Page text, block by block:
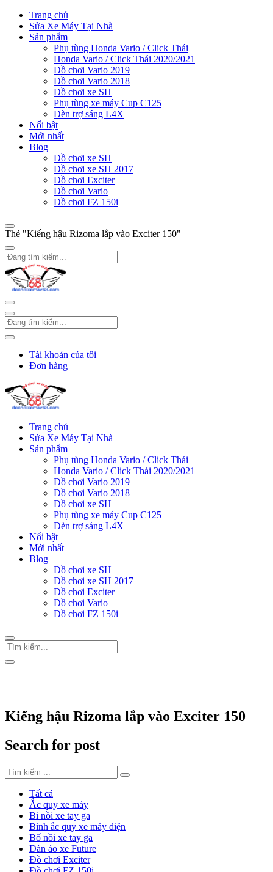
Trang chủ
Sửa Xe Máy Tại Nhà
Sản phẩm
Phụ tùng Honda Vario / Click Thái
Honda Vario / Click Thái 2020/2021
Đồ chơi Vario 2019
Đồ chơi Vario 2018
Đồ chơi xe SH
Phụ tùng xe máy Cup C125
Đèn trợ sáng L4X
Nổi bật
Mới nhất
Blog
Đồ chơi xe SH
Đồ chơi xe SH 2017
Đồ chơi Exciter
Đồ chơi Vario
Đồ chơi FZ 150i
Thẻ "Kiếng hậu Rizoma lắp vào Exciter 150"
Tài khoản của tôi
Đơn hàng
Trang chủ
Sửa Xe Máy Tại Nhà
Sản phẩm
Phụ tùng Honda Vario / Click Thái
Honda Vario / Click Thái 2020/2021
Đồ chơi Vario 2019
Đồ chơi Vario 2018
Đồ chơi xe SH
Phụ tùng xe máy Cup C125
Đèn trợ sáng L4X
Nổi bật
Mới nhất
Blog
Đồ chơi xe SH
Đồ chơi xe SH 2017
Đồ chơi Exciter
Đồ chơi Vario
Đồ chơi FZ 150i
Kiếng hậu Rizoma lắp vào Exciter 150
Search for post
Tất cả
Ắc quy xe máy
Bi nồi xe tay ga
Bình ắc quy xe máy điện
Bố nồi xe tay ga
Dàn áo xe Future
Đồ chơi Exciter